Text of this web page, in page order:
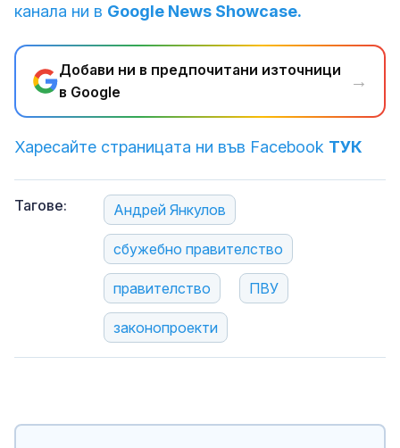
канала ни в Google News Showcase.
Добави ни в предпочитани източници
в Google
→
Харесайте страницата ни във Facebook ТУК
Тагове: Андрей Янкулов
сбужебно правителство
правителство ПВУ
законопроекти